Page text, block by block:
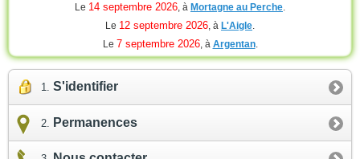
Le 14 septembre 2026, à Mortagne au Perche.
Le 12 septembre 2026, à L'Aigle.
Le 7 septembre 2026, à Argentan.
S'identifier
Permanences